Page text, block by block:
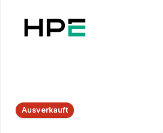
Bildergalerie überspringen
Ausverkauft